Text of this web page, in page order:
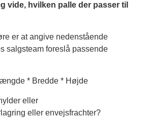
vide, hvilken palle der passer til
er at angive nedenstående
salgsteam foreslå passende
* Bredde * Højde
eller
eller envejsfrachter?